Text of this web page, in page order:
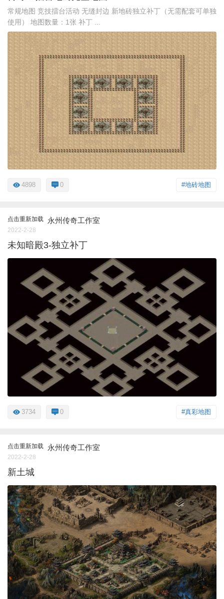
常规地图 竞技擂台活动 无缝封边 新地砖独立补丁（无需配套可单独
使用） 地图数量：1张 补丁 ...
#地砖地图
4898 0
点击重新加载 永州传奇工作室
2022-2-28
未知暗殿3-独立补丁
#真彩地图
3734 0
点击重新加载 永州传奇工作室
2022-2-28
新土城